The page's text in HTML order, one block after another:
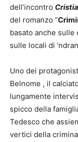
dell’incontro
del romanzo “
basato anche
sulle locali di
Uno dei
Belnome , il
lungamente
spicco della
Tedesco che
vertici della